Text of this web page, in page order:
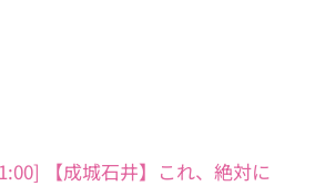
【成城石井】これ、絶対に